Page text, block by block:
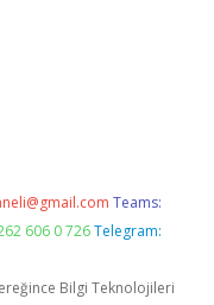
Teams:
606 0 726 Telegram:
Bilgi Teknolojileri